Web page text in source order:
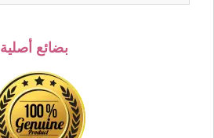
Genuine Products بضائع أصلية